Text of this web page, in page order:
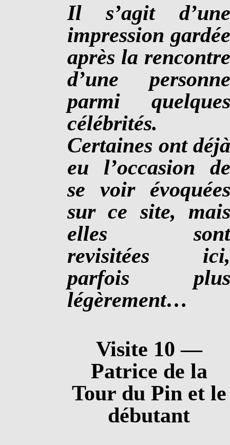
Il s’agit
impression
après la
d’une
parmi
célébrités.
Certaines ont
eu l’occasion
se voir
sur ce site,
elles
revisitées
parfois
légèrement…
Visite 10 —
Patrice de la
Tour du Pin et le
débutant